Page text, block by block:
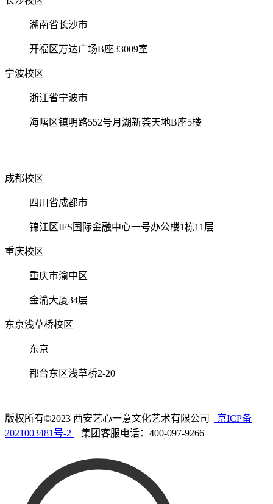
湖南省长沙市
开福区万达广场B座33009室
宁波校区
浙江省宁波市
海曙区镇明路552号月湖新荟天地B座5楼
成都校区
四川省成都市
锦江区IFS国际金融中心一号办公楼1栋11层
重庆校区
重庆市渝中区
金渝大厦34层
东京浅草桥校区
东京
都台东区浅草桥2-20
版权所有©2023 西安艺心一意文化艺术有限公司
京ICP备
2021003481号-2
集团客服电话：400-097-9266